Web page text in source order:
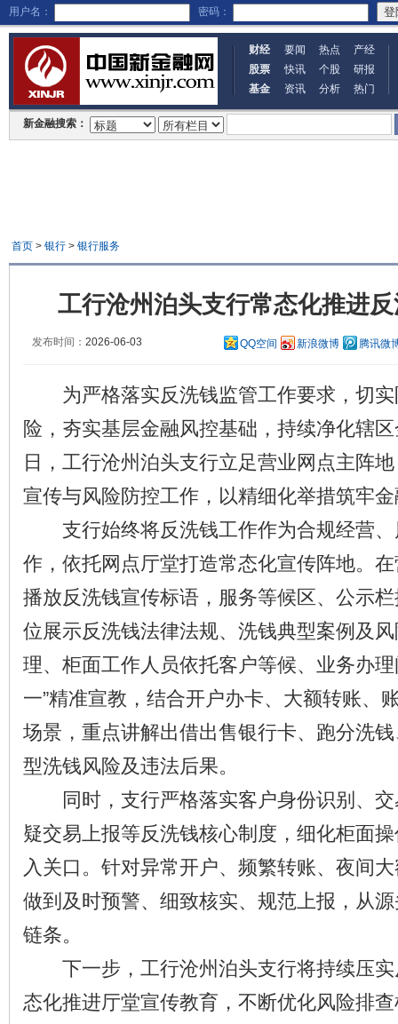
用户名： 密码：
财经 要闻 热点
产经
股票
快讯 个股
研报
基金
资讯 分析 热门
新金融搜索：
首页> 银行> 银行服务
工行沧州泊头支行常态化推进
发布时间： 2026-06-03 QQ空间 新浪微博 腾讯微
为严格落实反洗钱监管工作要求，切实
险，夯实基层金融风控基础，持续净化辖
日，工行沧州泊头支行立足营业网点主阵
宣传与风险防控工作，以精细化举措筑牢
支行始终将反洗钱工作作为合规经营、
作，依托网点厅堂打造常态化宣传阵地。
播放反洗钱宣传标语，服务等候区、公示
位展示反洗钱法律法规、洗钱典型案例及
理、柜面工作人员依托客户等候、业务办
一”精准宣教，结合开户办卡、大额转账、
场景，重点讲解出借出售银行卡、跑分洗
型洗钱风险及违法后果。
同时，支行严格落实客户身份识别、交
疑交易上报等反洗钱核心制度，细化柜面
入关口。针对异常开户、频繁转账、夜间
做到及时预警、细致核实、规范上报，从
链条。
下一步，工行沧州泊头支行将持续压实
态化推进厅堂宣传教育，不断优化风险排